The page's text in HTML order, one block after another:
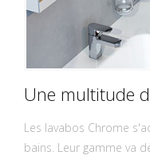
Une multitude
Les lavabos Chrome
bains. Leur gamme va